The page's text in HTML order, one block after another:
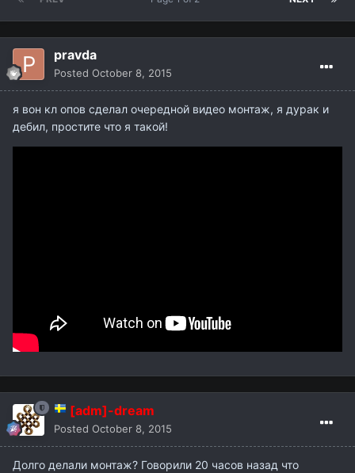
pravda
Posted October 8, 2015
я вон кл опов сделал очередной видео монтаж, я дурак и
дебил, простите что я такой!
[adm]-dream
Posted October 8, 2015
Долго делали монтаж? Говорили 20 часов назад что